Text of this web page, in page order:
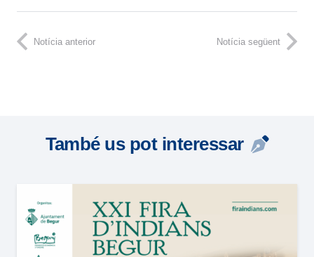
Notícia anterior Notícia següent
També us pot interessar